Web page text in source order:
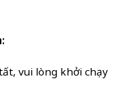
vui lòng khởi chạy